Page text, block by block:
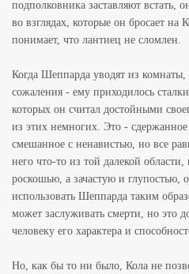
подполковника заставляют встать,
во взглядах, которые он бросает на
понимает, что лантиец не сломлен.
Когда Шеппарда уводят из
сожаления - ему приходилось
которых он считал достойными
из этих немногих. Это -
смешанное с ненавистью, но все
него что-то из той далекой
роскошью, а зачастую и глупостью,
использовать Шеппарда таким
может заслуживать смерти, но это
человеку его характера и
Но, как бы то ни было, Кола не